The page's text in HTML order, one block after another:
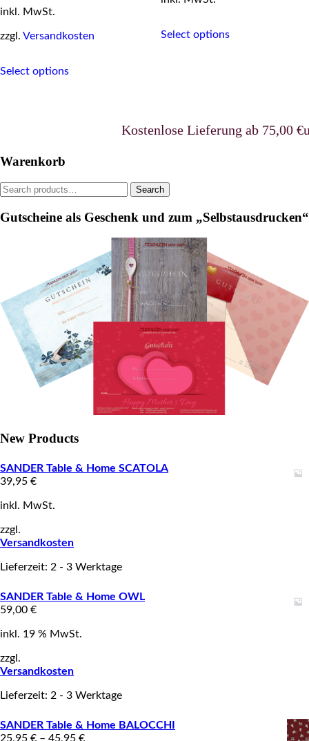
inkl. MwSt.
zzgl. Versandkosten
Select optionsproduct
on
product
Select optionsproduct
be
chosen
Kostenlose Lieferung ab 75,00 €uro
Warenkorb
Search
Search
Gutscheine als Geschenk und zum „Selbstausdrucken“
New Products
SANDER Table & Home SCATOLA
39,95 €
inkl. MwSt.
zzgl.
Versandkosten
Lieferzeit: 2 - 3 Werktage
SANDER Table & Home OWL
59,00 €
inkl. 19 % MwSt.
zzgl.
Versandkosten
Lieferzeit: 2 - 3 Werktage
SANDER Table & Home BALOCCHI
25,95 € – 45,95 €